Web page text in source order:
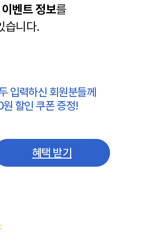
이벤트 정보를
습니다.
입력하신 회원분들께
할인 쿠폰 증정!
혜택 받기